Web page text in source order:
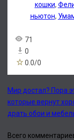
кошки,
ньютон,
71
0
0.0/0
Мир достал? Пора
которые вернут
драть обои и
Всего